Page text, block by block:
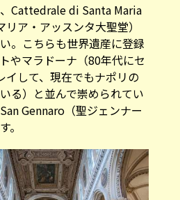
Cattedrale di Santa Maria
ア・アッスンタ大聖堂）
。こちらも世界遺産に登録
やマラドーナ（80年代にセ
イして、現在でもナポリの
る）と並んで崇められてい
Gennaro（聖ジェンナー
。